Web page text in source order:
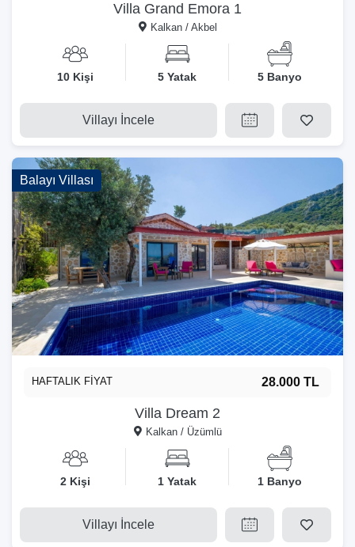
Villa Grand Emora 1
Kalkan / Akbel
10 Kişi 5 Yatak 5 Banyo
Villayı İncele
Balayı Villası
Villa Dream 2
Kalkan / Üzümlü
HAFTALIK FİYAT 28.000 TL
2 Kişi 1 Yatak 1 Banyo
Villayı İncele